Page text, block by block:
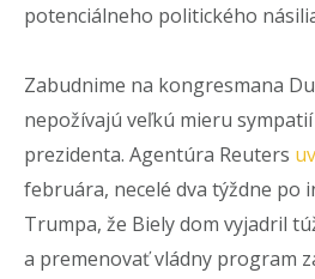
potenciálneho politického
Zabudnime na kongresmana
nepožívajú veľkú mieru
prezidenta. Agentúra Reuters
februára, necelé dva týždne po
Trumpa, že Biely dom vyjadril
a premenovať vládny program